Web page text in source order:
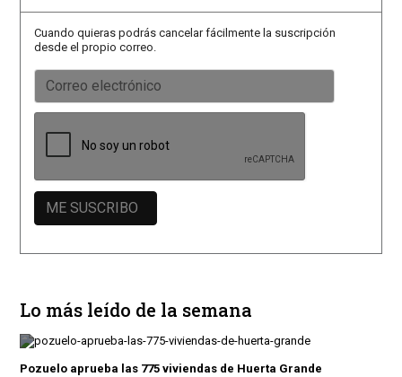
Cuando quieras podrás cancelar fácilmente la suscripción
desde el propio correo.
Lo más leído de la semana
Pozuelo aprueba las 775 viviendas de Huerta Grande